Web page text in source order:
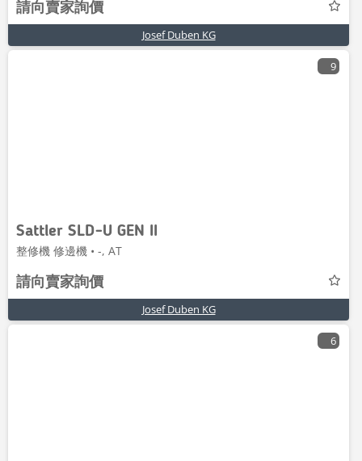
請向賣家詢價
Josef Duben KG
9
Sattler SLD-U GEN II
整修機 修邊機 • -, AT
請向賣家詢價
Josef Duben KG
6